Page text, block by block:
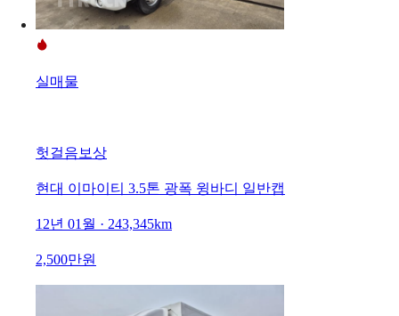
실매물
헛걸음보상
현대 이마이티 3.5톤 광폭 윙바디 일반캡
12년 01월 · 243,345km
2,500만원